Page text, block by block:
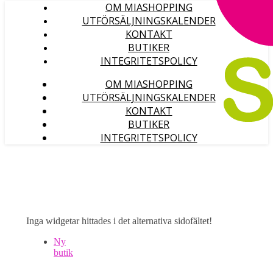
OM MIASHOPPING
UTFÖRSÄLJNINGSKALENDER
KONTAKT
BUTIKER
INTEGRITETSPOLICY
OM MIASHOPPING
UTFÖRSÄLJNINGSKALENDER
KONTAKT
BUTIKER
INTEGRITETSPOLICY
Inga widgetar hittades i det alternativa sidofältet!
Ny
butik